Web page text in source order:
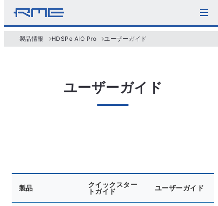
製品情報 HDSPe AIO Pro ユーザーガイド
ユーザーガイド
製品
クイックスター
トガイド
ユーザーガイド